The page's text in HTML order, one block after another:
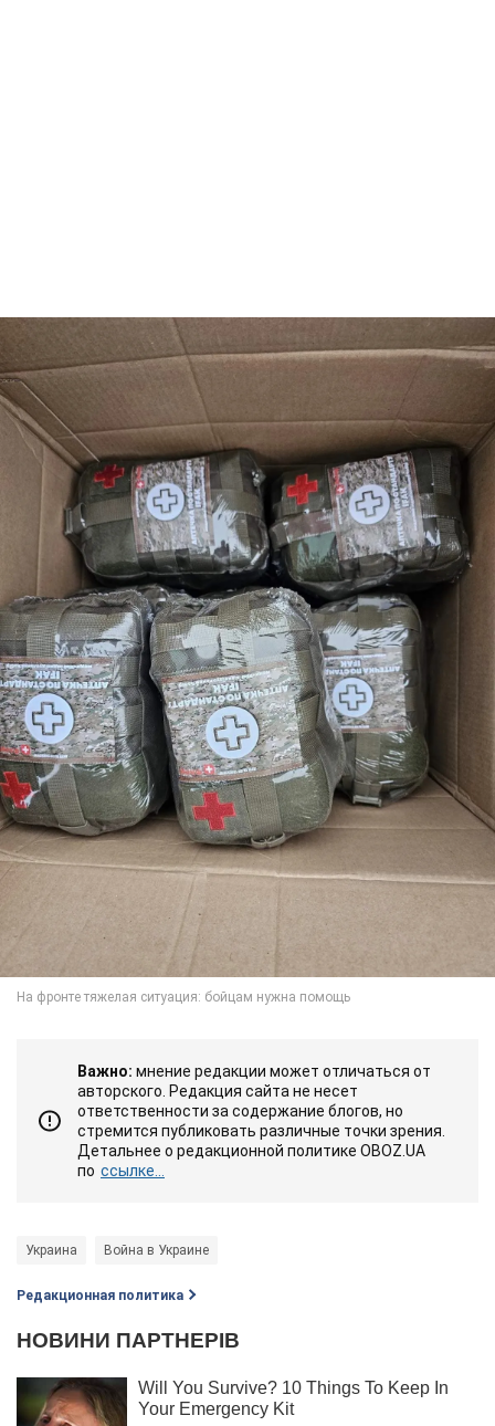
Важно: мнение редакции может отличаться от
авторского. Редакция сайта не несет
ответственности за содержание блогов, но
стремится публиковать различные точки зрения.
Детальнее о редакционной политике OBOZ.UA
по ссылке...
Украина Война в Украине
Редакционная политика